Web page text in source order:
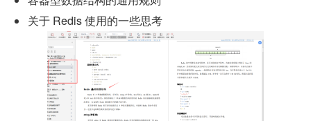
关于 Redis 使用的一些思考